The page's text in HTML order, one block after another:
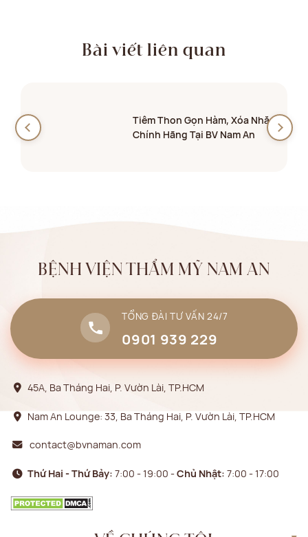
Bài viết liên quan
Tiêm Thon Gọn Hàm, Xóa Nhăn
Chính Hãng Tại BV Nam An
BỆNH VIỆN THẨM MỸ NAM AN
TỔNG ĐÀI TƯ VẤN 24/7
0901 939 229
45A, Ba Tháng Hai, P. Vườn Lài, TP.HCM
Nam An Lounge: 33, Ba Tháng Hai, P. Vườn Lài, TP.HCM
contact@bvnaman.com
Thứ Hai - Thứ Bảy: 7:00 - 19:00 -Chủ Nhật: 7:00 - 17:00